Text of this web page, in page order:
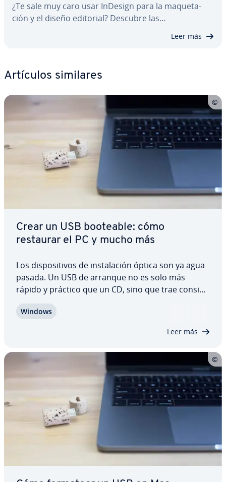
¿Te sale muy caro usar InDesign para la ma­que­ta­
ción y el diseño editorial? Descubre las…
Leer más
Artículos similares
Crear un USB booteable: cómo
restaurar el PC y mucho más
Los di­s­po­si­ti­vos de in­s­ta­la­ción óptica son ya agua
pasada. Un USB de arranque no es solo más
rápido y práctico que un CD, sino que trae consigo
operativo portable para usar Windows en un
Windows
Leer más